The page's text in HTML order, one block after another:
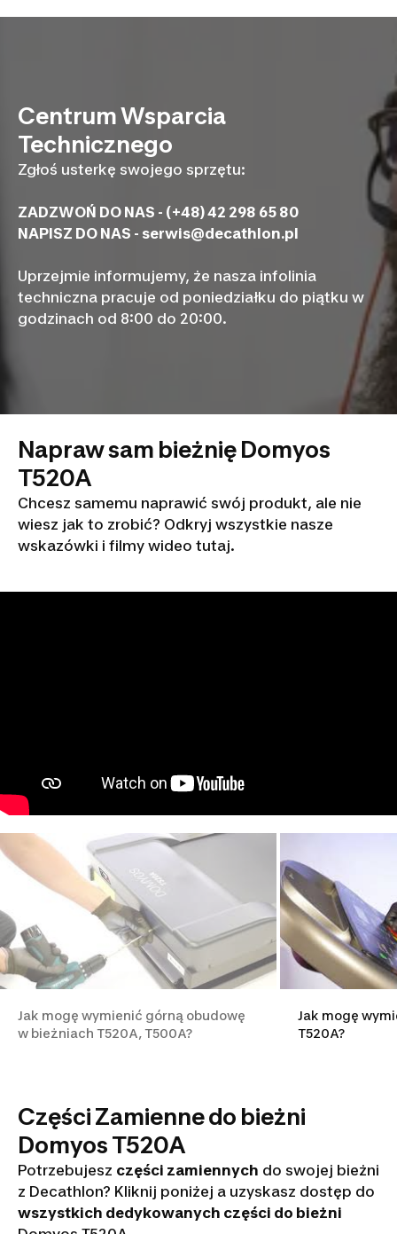
Centrum Wsparcia
Technicznego
Zgłoś usterkę swojego sprzętu:
ZADZWOŃ DO NAS - (+48) 42 298 65 80
NAPISZ DO NAS - serwis@decathlon.pl
Uprzejmie informujemy, że nasza infolinia
techniczna pracuje od poniedziałku do piątku w
godzinach od 8:00 do 20:00.
Napraw sam bieżnię Domyos
T520A
Chcesz samemu naprawić swój produkt, ale nie
wiesz jak to zrobić? Odkryj wszystkie nasze
wskazówki i filmy wideo tutaj.
Jak mogę wymienić górną obudowę
w bieżniach T520A, T500A?
Jak mogę
T520A?
Części Zamienne do bieżni
Domyos T520A
Potrzebujesz części zamiennych do swojej bieżni
z Decathlon? Kliknij poniżej a uzyskasz dostęp do
wszystkich dedykowanych części do bieżni